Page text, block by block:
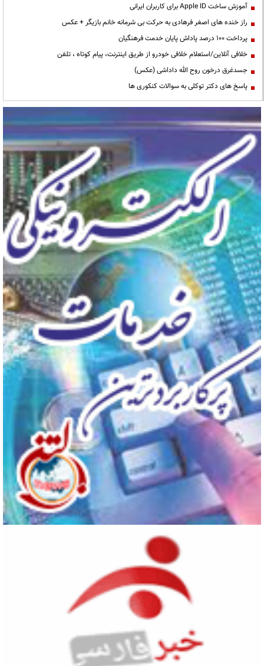
آموزش ساخت Apple ID برای کاربران ایرانی
راز خنده های اصغر فرهادی به حرکت بی شرمانه خانم بازیگر + عکس
پرداخت ۱۰۰ درصد پاداش پایان خدمت فرهنگیان
خلافی آنلاین/استعلام خلافی خودرو از طریق اینترنت، پیام کوتاه ، تلفن
جسدغرق درخون روح الله داداشی (عکس)
پاسخ های دکتر توکلی به سوالات کنکوری ها